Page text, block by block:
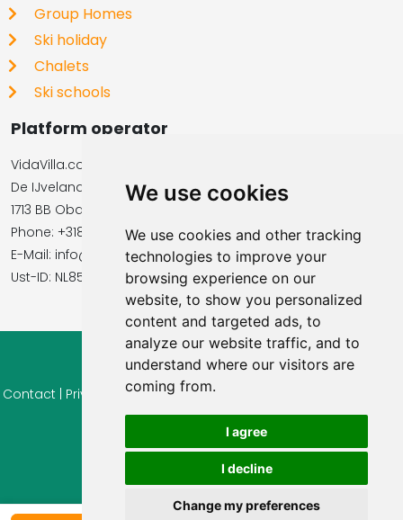
We use cookies
We use cookies and other tracking
technologies to improve your
browsing experience on our
website, to show you personalized
content and targeted ads, to
analyze our website traffic, and to
understand where our visitors are
coming from.
I agree
I decline
Change my preferences
Group Homes
Ski holiday
Chalets
Ski schools
Platform operator
VidaVilla.com
De IJvelandssloot 20
1713 BB Obdam, Netherlands
Phone: +31854016545
E-Mail: info@vidavilla.com
​​​​​​​Ust-ID: NL855781919B01
© 2026 Ferienhaus-Tirol.eu
Contact Privacy Cookie settings
|Imprint |Information Reviews